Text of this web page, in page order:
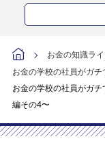
お金の知識ラ
お金の学校の社員がガチ
お金の学校の社員がガ
編その4〜